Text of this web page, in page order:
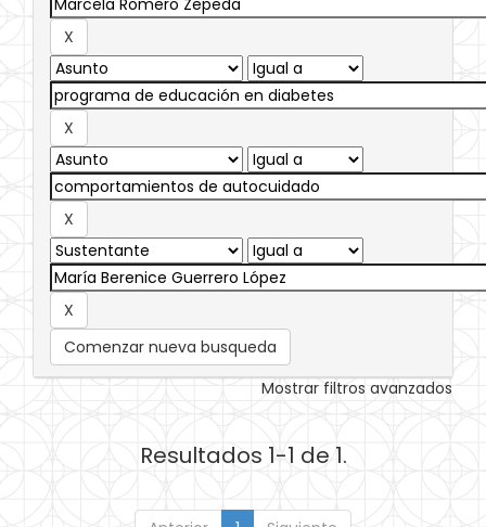
Comenzar nueva busqueda
Mostrar filtros avanzados
Resultados 1-1 de 1.